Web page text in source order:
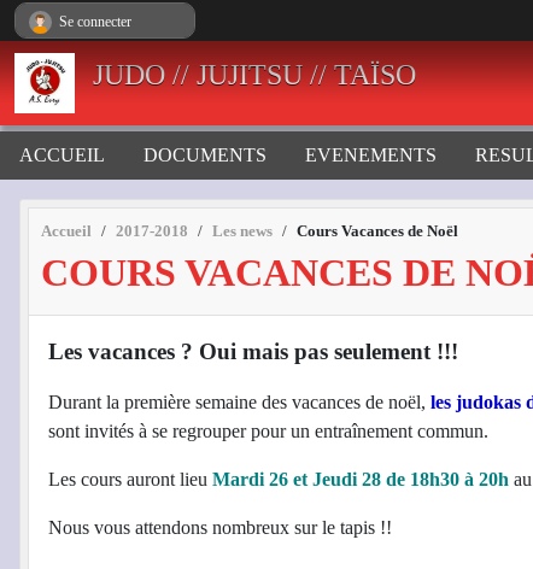
JUDO // JUJITSU // TAÏSO
ACCUEIL DOCUMENTS EVENEMENTS
Accueil 2017-2018 Les news Cours Vacances de Noël
COURS VACANCES DE
Les vacances ? Oui mais pas seulement !!!
Durant la première semaine des vacances de noël, les judokas
sont invités à se regrouper pour un entraînement commun.
Les cours auront lieu Mardi 26 et Jeudi 28 de 18h30 à 20h
Nous vous attendons nombreux sur le tapis !!
Se connecter
Panneau de gestion des cookies